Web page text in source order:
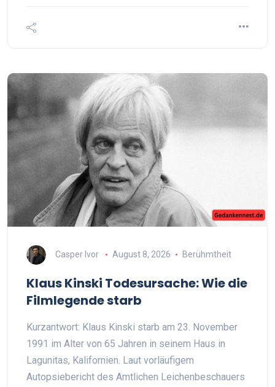
Casper Ivor August 8, 2026 Berühmtheit
Klaus Kinski Todesursache: Wie die
Filmlegende starb
Kurzantwort: Klaus Kinski starb am 23. November
1991 im Alter von 65 Jahren in seinem Haus in
Lagunitas, Kalifornien. Laut vorläufigem
Autopsiebericht des Amtlichen Leichenbeschauers